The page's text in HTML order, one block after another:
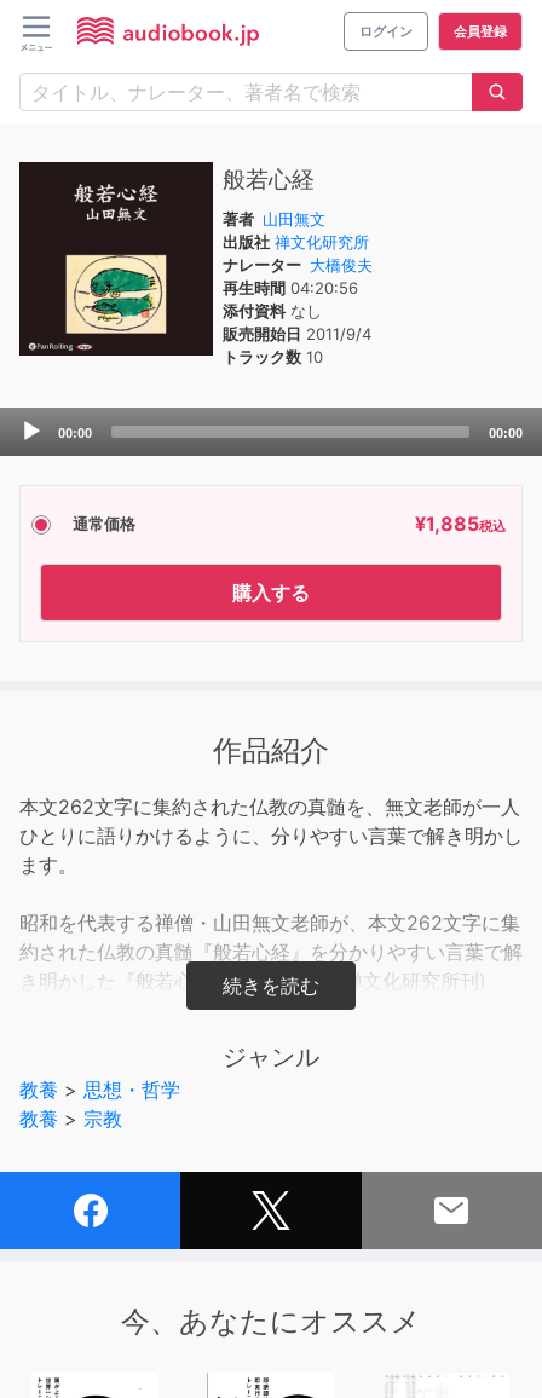
ログイン 会員登録
般若心経
著者 山田無文
出版社 禅文化研究所
ナレーター 大橋俊夫
再生時間 04:20:56
添付資料なし
販売開始日 2011/9/4
トラック数 10
Audio
00:00 00:00
通常価格 ¥1,885税込
購入する
作品紹介
本文262文字に集約された仏教の真髄を、無文老師が一人
ひとりに語りかけるように、分りやすい言葉で解き明かし
ます。
昭和を代表する禅僧・山田無文老師が、本文262文字に集
約された仏教の真髄『般若心経』を分かりやすい言葉で解
き明かした『般若心経』(山田無文著/禅文化研究所刊)
を、プロのナレーターが朗読いたしました。
様々な話を例に出しつつ山田無文老師が語った言葉を読み
起こします。
また、大本山妙心寺塔頭 慧照院住職/妙心寺派法式梵唄講
般若心経の理解を深める事にとどまらず、幅広く仏教につ
※ 本商品は『般若心経』(禅文化研究所刊 山田無文著
化したものです。
ジャンル
教養 > 思想・哲学
教養 > 宗教
今、あなたにオススメ